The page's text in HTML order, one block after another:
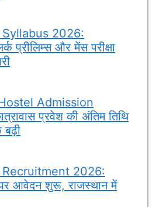
2026:
प्रीलिम्स और मेंस परीक्षा
Admission
प्रवेश की अंतिम तिथि
Recruitment 2026:
आवेदन शुरू, राजस्थान में